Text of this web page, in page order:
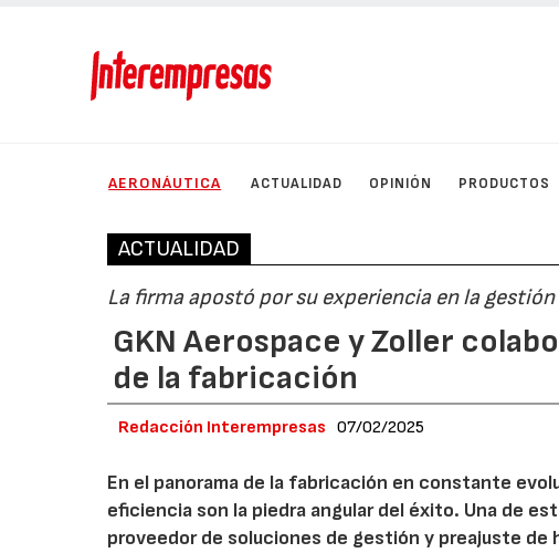
AERONÁUTICA ACTUALIDAD OPINIÓN PRODUCTOS
ACTUALIDAD
La firma apostó por su experiencia en la
GKN Aerospace y Zoller
de la fabricación
Redacción Interempresas 07/02/2025
En el panorama de la fabricación en constante
eficiencia son la piedra angular del éxito. Una de
proveedor de soluciones de gestión y preajuste de